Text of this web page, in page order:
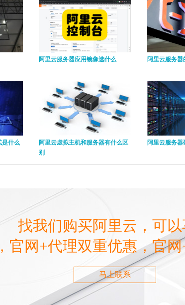
阿里云服务器应用镜像选什么 阿里云服务
是什么
阿里云虚拟主机和服务器有什么区
别
阿里云服务
找我们购买阿里云，可
官网+代理双重优惠，官网
马上联系